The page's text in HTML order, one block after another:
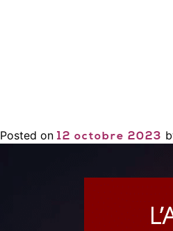
Posted on 12 octobre 2023